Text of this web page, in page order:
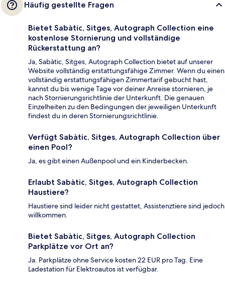
Häufig gestellte Fragen
Bietet Sabàtic, Sitges, Autograph Collection eine
kostenlose Stornierung und vollständige
Rückerstattung an?
Ja, Sabàtic, Sitges, Autograph Collection bietet auf unserer
Website vollständig erstattungsfähige Zimmer. Wenn du einen
vollständig erstattungsfähigen Zimmertarif gebucht hast,
kannst du bis wenige Tage vor deiner Anreise stornieren, je
nach Stornierungsrichtlinie der Unterkunft. Die genauen
Einzelheiten zu den Bedingungen der jeweiligen Unterkunft
findest du in deren Stornierungsrichtlinie.
Verfügt Sabàtic, Sitges, Autograph Collection über
einen Pool?
Ja, es gibt einen Außenpool und ein Kinderbecken.
Erlaubt Sabàtic, Sitges, Autograph Collection
Haustiere?
Haustiere sind leider nicht gestattet, Assistenztiere sind jedoch
willkommen.
Bietet Sabàtic, Sitges, Autograph Collection
Parkplätze vor Ort an?
Ja. Parkplätze ohne Service kosten 22 EUR pro Tag. Eine
Ladestation für Elektroautos ist verfügbar.